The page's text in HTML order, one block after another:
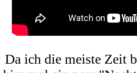
Da ich die meiste Zeit